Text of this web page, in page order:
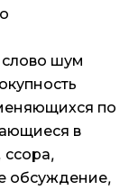
шум
по
в
обсуждение,